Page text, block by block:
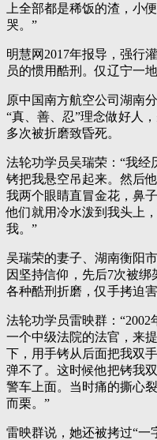
上全部都是稀饭的渣，小
哭。”
明慧网2017年报导，强行
员的惯用酷刑。仅辽宁一
原中国南方航空公司湖南
“真、善、忍”理念做好人
多次被折磨致昏死。
法轮功学员吴瑞荣：“我
铐把我悬空吊起来。然后
我两个眼睛直冒金花，鼻
他们就用冷水泼到我头上
我。”
吴瑞荣的妻子、湖南衡阳
因坚持信仰，先后7次被
各种酷刑折磨，仅手拷迫
法轮功学员雷映群：“2002
一个中级法院的法官，来
下，用手铐从后面把我双
弹不了。这时候他把铐我
警车上面。当时痛的撕心
而栗。”
雷映群说，她还被拷过“一